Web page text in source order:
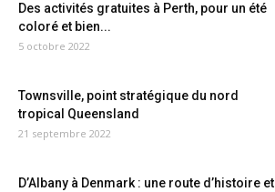
Des activités gratuites à Perth, pour un été
coloré et bien...
5 octobre 2022
Townsville, point stratégique du nord
tropical Queensland
21 septembre 2022
D’Albany à Denmark : une route d’histoire et